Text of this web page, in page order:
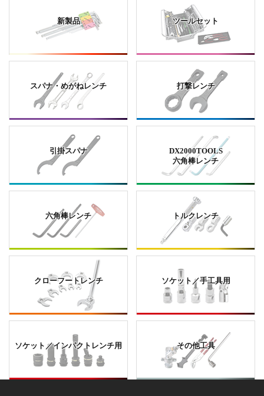
新製品 ツールセット
スパナ・めがねレンチ 打撃レンチ
引掛スパナ
DX2000TOOLS
六角棒レンチ
六角棒レンチ トルクレンチ
クローフートレンチ ソケット／手工具用
ソケット／インパクトレンチ用 その他工具